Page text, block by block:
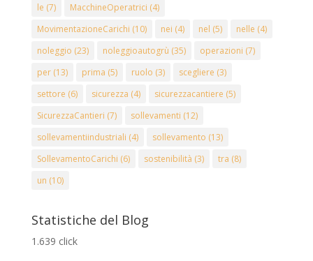
le (7) MacchineOperatrici (4)
MovimentazioneCarichi (10) nei (4) nel (5) nelle (4)
noleggio (23) noleggioautogrù (35) operazioni (7)
per(13) prima (5) ruolo (3) scegliere (3)
settore (6) sicurezza (4) sicurezzacantiere (5)
SicurezzaCantieri (7) sollevamenti (12)
sollevamentiindustriali (4) sollevamento (13)
SollevamentoCarichi (6) sostenibilità (3) tra (8)
un (10)
Statistiche del Blog
1.639 click